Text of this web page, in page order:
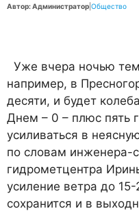
Автор: Администратор Общество
Уже вчера ночью
например, в
десяти, и будет
Днем – 0 – плюс пять
усиливаться в
по словам инженера-
гидрометцентра
усиление ветра до
сохранится и в